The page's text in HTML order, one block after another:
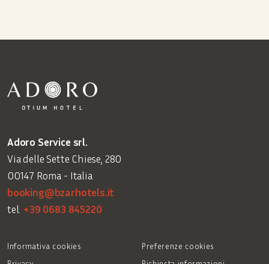
Adoro Service srl.
Via delle Sette Chiese, 280
00147 Roma - Italia
booking@bzarhotels.it
tel. +39 0683 845220
Informativa cookies
Preferenze cookies